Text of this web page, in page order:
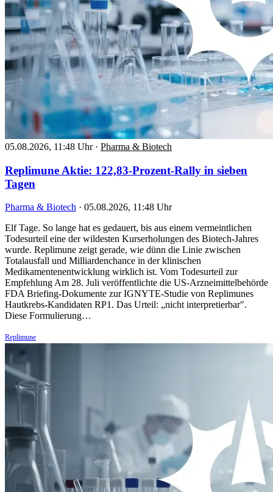
05.08.2026, 11:48 Uhr · Pharma & Biotech
Replimune Aktie: 122,83-Prozent-Rally in sieben
Tagen
Pharma & Biotech · 05.08.2026, 11:48 Uhr
Elf Tage. So lange hat es gedauert, bis aus einem vermeintlichen
Todesurteil eine der wildesten Kurserholungen des Biotech-Jahres
wurde. Replimune zeigt gerade, wie dünn die Linie zwischen
Totalausfall und Milliardenchance in der klinischen
Medikamentenentwicklung wirklich ist. Vom Todesurteil zur
Empfehlung Am 28. Juli veröffentlichte die US-Arzneimittelbehörde
FDA Briefing-Dokumente zur IGNYTE-Studie von Replimunes
Hautkrebs-Kandidaten RP1. Das Urteil: „nicht interpretierbar".
Diese Formulierung…
Replimune